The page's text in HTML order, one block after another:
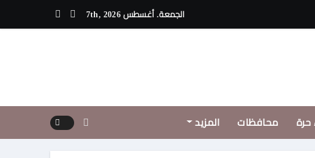
سمنه: نجاح استراتيجية التصدير يبدأ من الجودة وبناء الثقة في شعار “صنع في مصر”
الجمعة. أغسطس 7th, 2026
حرة محافظات المزيد